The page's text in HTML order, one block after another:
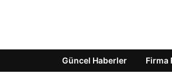
Güncel Haberler Firma